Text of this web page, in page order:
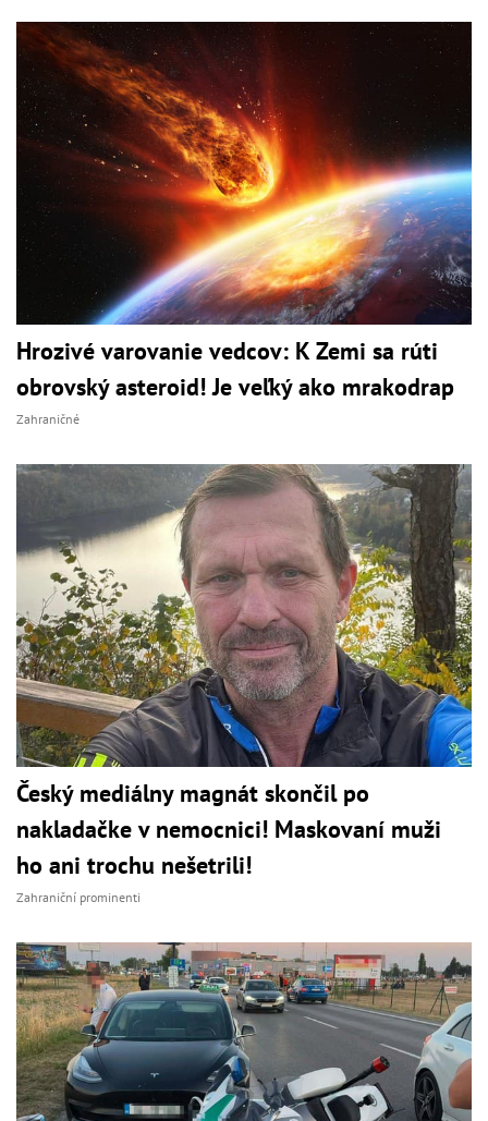
Hrozivé varovanie vedcov: K Zemi sa rúti
obrovský asteroid! Je veľký ako mrakodrap
Zahraničné
Český mediálny magnát skončil po
nakladačke v nemocnici! Maskovaní muži
ho ani trochu nešetrili!
Zahraniční prominenti